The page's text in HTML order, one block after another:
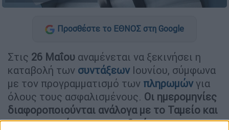
Προσθέστε το ΕΘΝΟΣ στη Google
Στις 26 Μαΐου αναμένεται να ξεκινήσει η
καταβολή των συντάξεωνΙουνίου, σύμφωνα
με τον προγραμματισμό των πληρωμώνγια
όλους τους ασφαλισμένους. Οι ημερομηνίες
διαφοροποιούνται ανάλογα με το Ταμείο και
την κατηγορία των συνταξιούχων.